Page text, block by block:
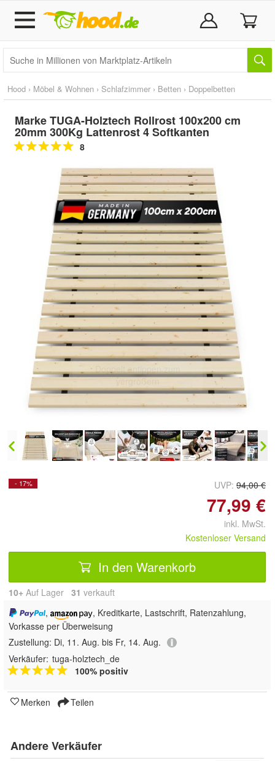
Hood › Möbel & Wohnen › Schlafzimmer › Betten › Doppelbetten
Marke TUGA-Holztech Rollrost 100x200 cm
20mm 300Kg Lattenrost 4 Softkanten
8
Doppelt antippen zum
vergrößern
- 17% UVP: 94,00 €
77,99 €
inkl. MwSt.
Kostenloser Versand
In den Warenkorb
10+ Auf Lager 31 verkauft
,
, Kreditkarte, Lastschrift, Ratenzahlung,
Vorkasse per Überweisung
Zustellung: Di, 11. Aug. bis Fr, 14. Aug.
Verkäufer: tuga-holztech_de
100% positiv
Merken Teilen
Andere Verkäufer